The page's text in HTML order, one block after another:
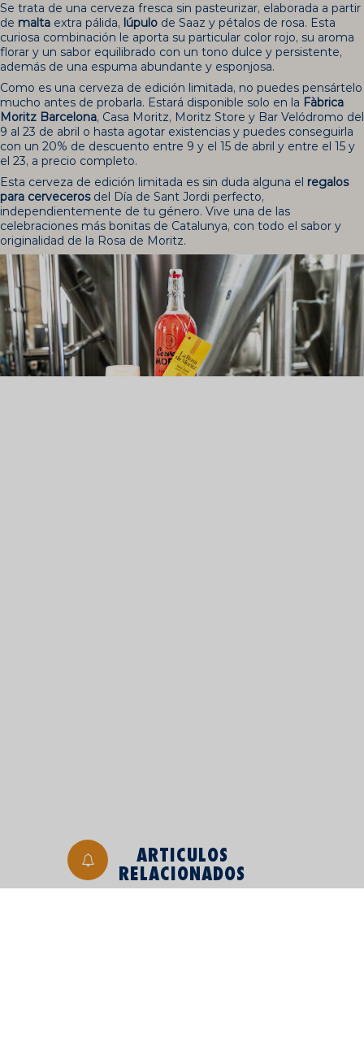
Se trata de una cerveza fresca sin pasteurizar, elaborada a partir
de malta extra pálida, lúpulo de Saaz y pétalos de rosa. Esta
curiosa combinación le aporta su particular color rojo, su aroma
florar y un sabor equilibrado con un tono dulce y persistente,
además de una espuma abundante y esponjosa.
Como es una cerveza de edición limitada, no puedes pensártelo
mucho antes de probarla. Estará disponible solo en la Fàbrica
Moritz Barcelona, Casa Moritz, Moritz Store y Bar Velódromo del
9 al 23 de abril o hasta agotar existencias y puedes conseguirla
con un 20% de descuento entre 9 y el 15 de abril y entre el 15 y
el 23, a precio completo.
Esta cerveza de edición limitada es sin duda alguna el regalos
para cervecerosdel Día de Sant Jordi perfecto,
independientemente de tu género. Vive una de las
celebraciones más bonitas de Catalunya, con todo el sabor y
originalidad de la Rosa de Moritz.
ARTICULOS
RELACIONADOS